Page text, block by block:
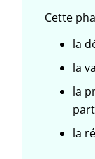
Cette
la
la
la
la